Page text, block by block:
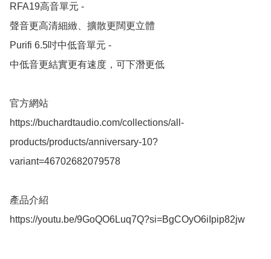
RFA19高音單元 -
聲音更高清細緻、擴散更闊更立體
Purifi 6.5吋中低音單元 -
中低音更結實更有速度，可下潛更低
官方網站
https://buchardtaudio.com/collections/all-
products/products/anniversary-10?
variant=46702682079578
產品介紹
https://youtu.be/9GoQO6Luq7Q?si=BgCOyO6iIpip82jw